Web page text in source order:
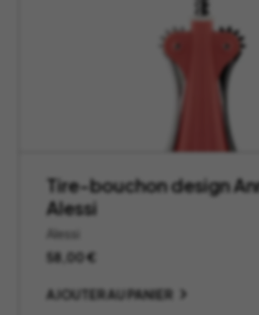
Tire-bouchon design
Alessi
Alessi
58,00€
AJOUTER AU PANIER